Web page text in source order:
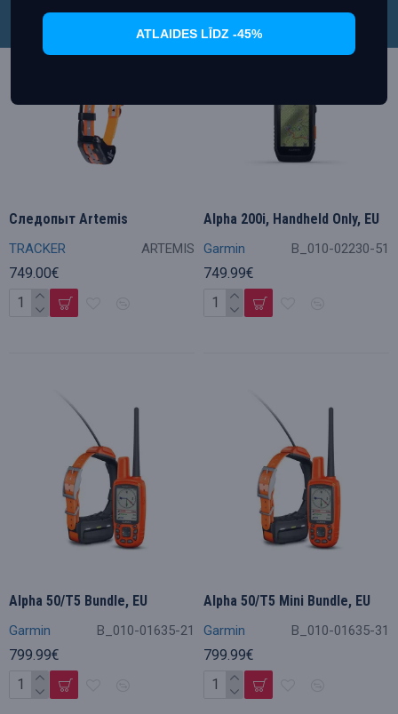
TRACKER ARTEMIS
Следопыт Artemis
749.00€
Garmin B_010-02230-51
Alpha 200i, Handheld Only, EU
749.99€
Garmin B_010-01635-21
Alpha 50/T5 Bundle, EU
799.99€
Garmin B_010-01635-31
Alpha 50/T5 Mini Bundle, EU
799.99€
ATLAIDES LĪDZ -45%